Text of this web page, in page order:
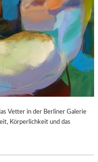
Vetter in der Berliner Galerie
Körperlichkeit und das